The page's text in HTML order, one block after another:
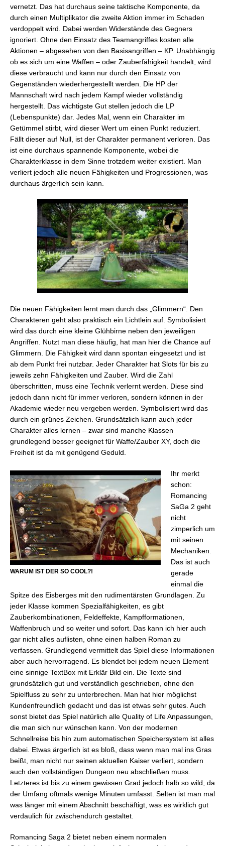
vernetzt. Das hat durchaus seine taktische Komponente, da
durch einen Multiplikator die zweite Aktion immer im Schaden
verdoppelt wird. Dabei werden Widerstände des Gegners
ignoriert. Ohne den Einsatz des Teamangriffes kosten alle
Aktionen – abgesehen von den Basisangriffen – KP. Unabhängig
ob es sich um eine Waffen – oder Zauberfähigkeit handelt, wird
diese verbraucht und kann nur durch den Einsatz von
Gegenständen wiederhergestellt werden. Die HP der
Mannschaft wird nach jedem Kampf wieder vollständig
hergestellt. Das wichtigste Gut stellen jedoch die LP
(Lebenspunkte) dar. Jedes Mal, wenn ein Charakter im
Getümmel stirbt, wird dieser Wert um einen Punkt reduziert.
Fällt dieser auf Null, ist der Charakter permanent verloren. Das
ist eine durchaus spannende Komponente, wobei die
Charakterklasse in dem Sinne trotzdem weiter existiert. Man
verliert jedoch alle neuen Fähigkeiten und Progressionen, was
durchaus ärgerlich sein kann.
Die neuen Fähigkeiten lernt man durch das „Glimmern“. Den
Charakteren geht also praktisch ein Lichtlein auf. Symbolisiert
wird das durch eine kleine Glühbirne neben den jeweiligen
Angriffen. Nutzt man diese häufig, hat man hier die Chance auf
Glimmern. Die Fähigkeit wird dann spontan eingesetzt und ist
ab dem Punkt frei nutzbar. Jeder Charakter hat Slots für bis zu
jeweils zehn Fähigkeiten und Zauber. Wird die Zahl
überschritten, muss eine Technik verlernt werden. Diese sind
jedoch dann nicht für immer verloren, sondern können in der
Akademie wieder neu vergeben werden. Symbolisiert wird das
durch ein grünes Zeichen. Grundsätzlich kann auch jeder
Charakter alles lernen – zwar sind manche Klassen
grundlegend besser geeignet für Waffe/Zauber XY, doch die
Freiheit ist da mit genügend Geduld.
WARUM IST DER SO COOL?!
Ihr merkt
schon:
Romancing
SaGa 2 geht
nicht
zimperlich um
mit seinen
Mechaniken.
Das ist auch
gerade
einmal die
Spitze des Eisberges mit den rudimentärsten Grundlagen. Zu
jeder Klasse kommen Spezialfähigkeiten, es gibt
Zauberkombinationen, Feldeffekte, Kampfformationen,
Waffenbruch und so weiter und sofort. Das kann ich hier auch
gar nicht alles auflisten, ohne einen halben Roman zu
verfassen. Grundlegend vermittelt das Spiel diese Informationen
aber auch hervorragend. Es blendet bei jedem neuen Element
eine sinnige TextBox mit Erklär Bild ein. Die Texte sind
grundsätzlich gut und verständlich geschrieben, ohne den
Spielfluss zu sehr zu unterbrechen. Man hat hier möglichst
Kundenfreundlich gedacht und das ist etwas sehr gutes. Auch
sonst bietet das Spiel natürlich alle Quality of Life Anpassungen,
die man sich nur wünschen kann. Von der modernen
Schnellreise bis hin zum automatischen Speichersystem ist alles
dabei. Etwas ärgerlich ist es bloß, dass wenn man mal ins Gras
beißt, man nicht nur seinen aktuellen Kaiser verliert, sondern
auch den vollständigen Dungeon neu abschließen muss.
Letzteres ist bis zu einem gewissen Grad jedoch halb so wild, da
der Umfang oftmals wenige Minuten umfasst. Selten ist man mal
was länger mit einem Abschnitt beschäftigt, was es wirklich gut
verdaulich für zwischendurch gestaltet.
Romancing Saga 2 bietet neben einem normalen